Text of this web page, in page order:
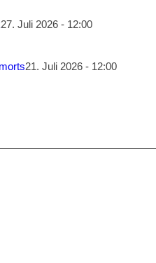
27. Juli 2026 - 12:00
21. Juli 2026 - 12:00